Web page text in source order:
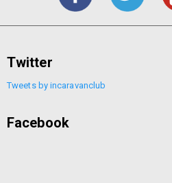
Twitter
Tweets by incaravanclub
Facebook